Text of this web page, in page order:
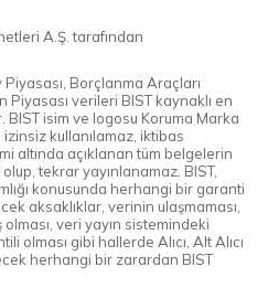
A.Ş. tarafından
Borçlanma Araçları
Piyasası verileri BIST kaynaklı en
isim ve logosu Koruma Marka
kullanılamaz, iktibas
altında açıklanan tüm belgelerin
tekrar yayınlanamaz. BIST,
konusunda herhangi bir garanti
aksaklıklar, verinin ulaşmaması,
olması, veri yayın sistemindeki
olması gibi hallerde Alıcı, Alt Alıcı
herhangi bir zarardan BIST